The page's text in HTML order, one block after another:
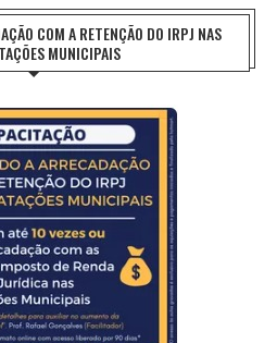
COM A RETENÇÃO DO IRPJ NAS
MUNICIPAIS